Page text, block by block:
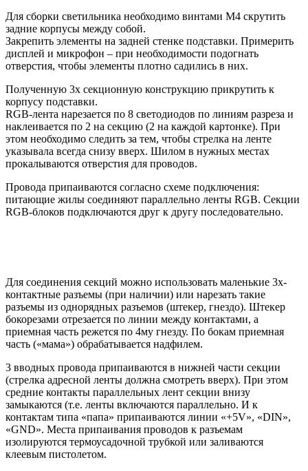
Для сборки светильника необходимо винтами М4 скрутить
задние корпусы между собой.
Закрепить элементы на задней стенке подставки. Примерить
дисплей и микрофон – при необходимости подогнать
отверстия, чтобы элементы плотно садились в них.
Полученную 3х секционную конструкцию прикрутить к
корпусу подставки.
RGB-лента нарезается по 8 светодиодов по линиям разреза и
наклеивается по 2 на секцию (2 на каждой картонке). При
этом необходимо следить за тем, чтобы стрелка на ленте
указывала всегда снизу вверх. Шилом в нужных местах
прокалываются отверстия для проводов.
Провода припаиваются согласно схеме подключения:
питающие жилы соединяют параллельно ленты RGB. Секции
RGB-блоков подключаются друг к другу последовательно.
Для соединения секций можно использовать маленькие 3х-
контактные разъемы (при наличии) или нарезать такие
разъемы из однорядных разъемов (штекер, гнездо). Штекер
бокорезами отрезается по линии между контактами, а
приемная часть режется по 4му гнезду. По бокам приемная
часть («мама») обрабатывается надфилем.
3 вводных провода припаиваются в нижней части секции
(стрелка адресной ленты должна смотреть вверх). При этом
средние контакты параллельных лент секции внизу
замыкаются (т.е. ленты включаются параллельно. И к
контактам типа «папа» припаиваются линии «+5V», «DIN»,
«GND». Места припаивания проводов к разъемам
изолируются термоусадочной трубкой или заливаются
клеевым пистолетом.